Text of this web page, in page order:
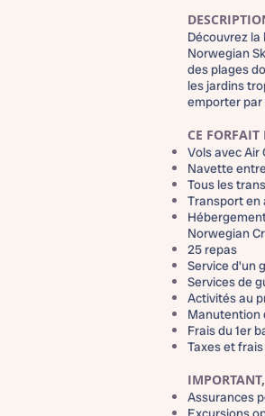
Découvrez la
Norwegian
des plages
les jardins
emporter par
CE
Vols avec Air
Navette
Tous les
Transport en
Norwegian
25 repas
Service d'un
Services de
Activités au
Manutention
Frais du 1er
Taxes et
Assurances